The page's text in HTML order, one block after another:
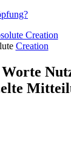
Creation